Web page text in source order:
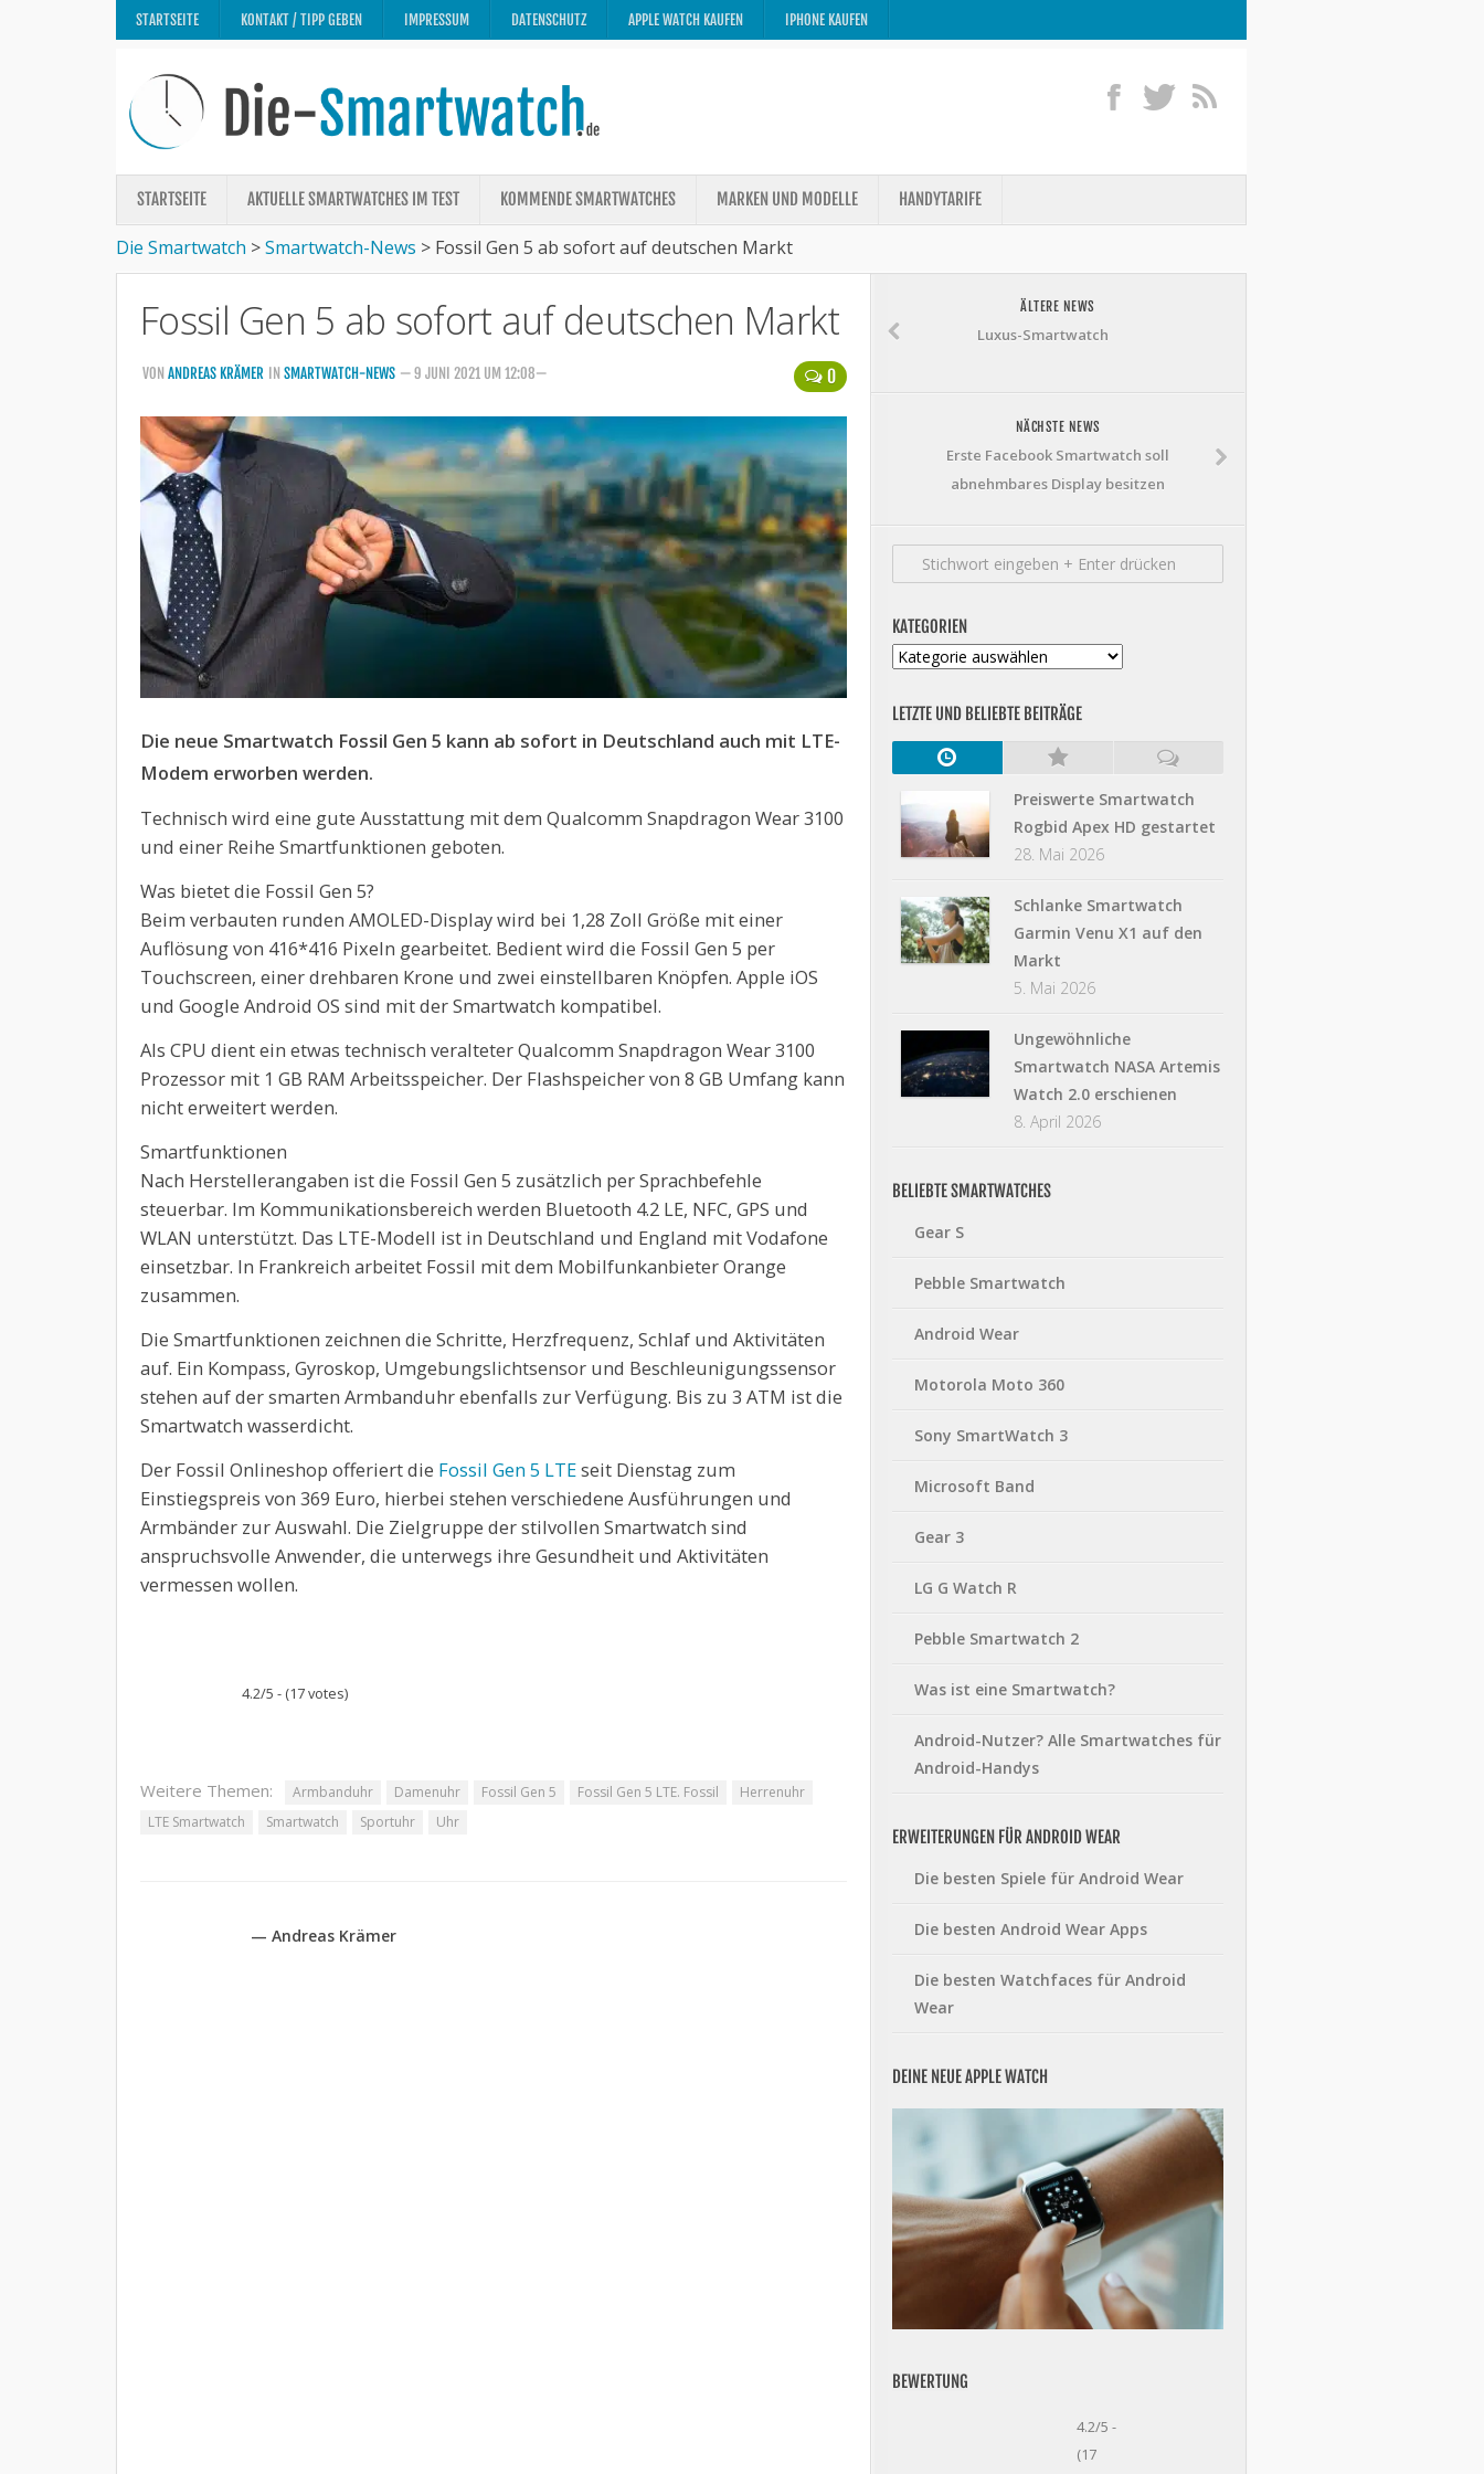
STARTSEITE KONTAKT / TIPP GEBEN IMPRESSUM DATENSCHUTZ APPLE WATCH KAUFEN IPHONE KAUFEN
STARTSEITE AKTUELLE SMARTWATCHES IM TEST KOMMENDE SMARTWATCHES MARKEN UND MODELLE HANDYTARIFE
Die Smartwatch >Smartwatch-News > Fossil Gen 5 ab sofort auf deutschen Markt
Fossil Gen 5 ab sofort auf deutschen Markt
0
VON ANDREAS KRÄMER IN SMARTWATCH-NEWS — 9 JUNI 2021 UM 12:08—
Die neue Smartwatch Fossil Gen 5 kann ab sofort in Deutschland auch mit LTE-
Modem erworben werden.
Technisch wird eine gute Ausstattung mit dem Qualcomm Snapdragon Wear 3100
und einer Reihe Smartfunktionen geboten.
Was bietet die Fossil Gen 5?
Beim verbauten runden AMOLED-Display wird bei 1,28 Zoll Größe mit einer
Auflösung von 416*416 Pixeln gearbeitet. Bedient wird die Fossil Gen 5 per
Touchscreen, einer drehbaren Krone und zwei einstellbaren Knöpfen. Apple iOS
und Google Android OS sind mit der Smartwatch kompatibel.
Als CPU dient ein etwas technisch veralteter Qualcomm Snapdragon Wear 3100
Prozessor mit 1 GB RAM Arbeitsspeicher. Der Flashspeicher von 8 GB Umfang kann
nicht erweitert werden.
Smartfunktionen
Nach Herstellerangaben ist die Fossil Gen 5 zusätzlich per Sprachbefehle
steuerbar. Im Kommunikationsbereich werden Bluetooth 4.2 LE, NFC, GPS und
WLAN unterstützt. Das LTE-Modell ist in Deutschland und England mit Vodafone
einsetzbar. In Frankreich arbeitet Fossil mit dem Mobilfunkanbieter Orange
zusammen.
Die Smartfunktionen zeichnen die Schritte, Herzfrequenz, Schlaf und Aktivitäten
auf. Ein Kompass, Gyroskop, Umgebungslichtsensor und Beschleunigungssensor
stehen auf der smarten Armbanduhr ebenfalls zur Verfügung. Bis zu 3 ATM ist die
Smartwatch wasserdicht.
Der Fossil Onlineshop offeriert die Fossil Gen 5 LTEseit Dienstag zum
Einstiegspreis von 369 Euro, hierbei stehen verschiedene Ausführungen und
Armbänder zur Auswahl. Die Zielgruppe der stilvollen Smartwatch sind
anspruchsvolle Anwender, die unterwegs ihre Gesundheit und Aktivitäten
vermessen wollen.
4.2/5 - (17 votes)
Weitere Themen: Armbanduhr Damenuhr Fossil Gen 5 Fossil Gen 5 LTE. Fossil
Herrenuhr
LTE Smartwatch
Smartwatch Sportuhr Uhr
— Andreas Krämer
ÄLTERE NEWS
Luxus-Smartwatch
NÄCHSTE NEWS
Erste Facebook Smartwatch soll
abnehmbares Display besitzen
KATEGORIEN
Kategorien
LETZTE UND BELIEBTE BEITRÄGE
Preiswerte Smartwatch
Rogbid Apex HD gestartet
28. Mai 2026
Schlanke Smartwatch
Garmin Venu X1 auf den
Markt
5. Mai 2026
Ungewöhnliche
Smartwatch NASA Artemis
Watch 2.0 erschienen
8. April 2026
BELIEBTE SMARTWATCHES
Gear S
Pebble Smartwatch
Android Wear
Motorola Moto 360
Sony SmartWatch 3
Microsoft Band
Gear 3
LG G Watch R
Pebble Smartwatch 2
Was ist eine Smartwatch?
Android-Nutzer? Alle Smartwatches für
Android-Handys
ERWEITERUNGEN FÜR ANDROID WEAR
Die besten Spiele für Android Wear
Die besten Android Wear Apps
Die besten Watchfaces für Android
Wear
DEINE NEUE APPLE WATCH
BEWERTUNG
4.2/5 -
(17